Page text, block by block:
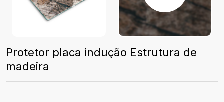
Protetor placa indução Estrutura de
madeira